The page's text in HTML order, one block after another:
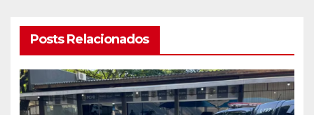
Posts Relacionados